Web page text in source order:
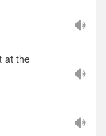
at the